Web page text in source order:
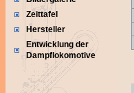
Zeittafel
Hersteller
Entwicklung der
Dampflokomotive